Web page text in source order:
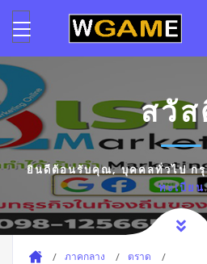
สวั
ยินดีต้อนรับคุณ,บุคคลทั่วไปก
ทะเบียน
ภาคกลาง
ตราด